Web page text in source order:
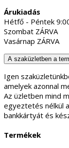
Árukiadás
Hétfő - Péntek
Szombat ZÁRVA
Vasárnap ZÁRVA
A szaküzletben a
Igen
amelyek azonnal
Az üzletben mind
egyeztetés nélkül
bankkártyát és
Termékek